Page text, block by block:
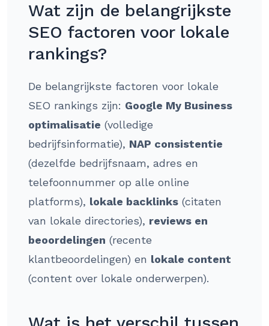
Wat zijn de belangrijkste
SEO factoren voor lokale
rankings?
De belangrijkste factoren voor lokale
SEO rankings zijn: Google My Business
optimalisatie (volledige
bedrijfsinformatie), NAP consistentie
(dezelfde bedrijfsnaam, adres en
telefoonnummer op alle online
platforms), lokale backlinks (citaten
van lokale directories), reviews en
beoordelingen (recente
klantbeoordelingen) en lokale content
(content over lokale onderwerpen).